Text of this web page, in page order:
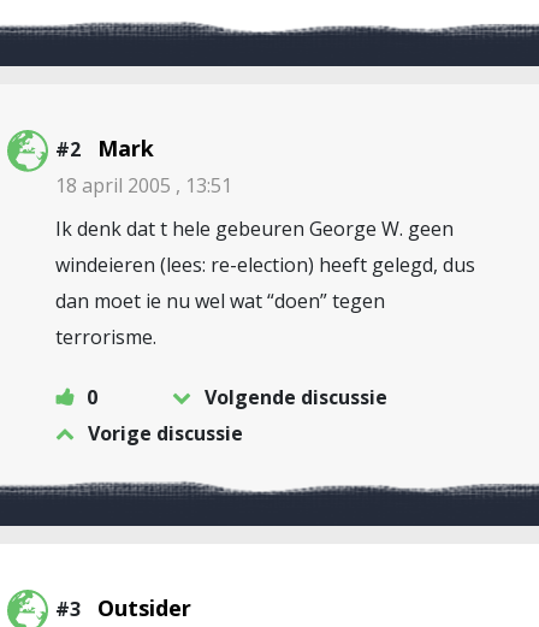
#2 Mark
18 april 2005 , 13:51
Ik denk dat t hele gebeuren George W. geen
windeieren (lees: re-election) heeft gelegd, dus
dan moet ie nu wel wat “doen” tegen
terrorisme.
0
Volgende discussie
Vorige discussie
#3 Outsider